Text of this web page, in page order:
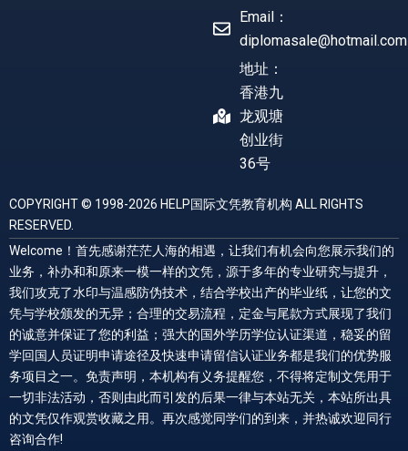
Email：
diplomasale@hotmail.com
地址：
香港九
龙观塘
创业街
36号
COPYRIGHT © 1998-2026 HELP国际文凭教育机构 ALL RIGHTS
RESERVED.
Welcome！首先感谢茫茫人海的相遇，让我们有机会向您展示我们的
业务，补办和和原来一模一样的文凭，源于多年的专业研究与提升，
我们攻克了水印与温感防伪技术，结合学校出产的毕业纸，让您的文
凭与学校颁发的无异；合理的交易流程，定金与尾款方式展现了我们
的诚意并保证了您的利益；强大的国外学历学位认证渠道，稳妥的留
学回国人员证明申请途径及快速申请留信认证业务都是我们的优势服
务项目之一。免责声明，本机构有义务提醒您，不得将定制文凭用于
一切非法活动，否则由此而引发的后果一律与本站无关，本站所出具
的文凭仅作观赏收藏之用。再次感觉同学们的到来，并热诚欢迎同行
咨询合作!